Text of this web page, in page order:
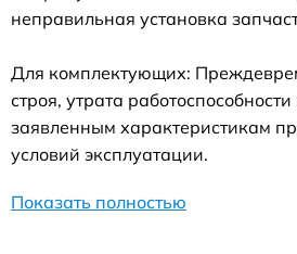
неправильная установка
Для комплектующих:
строя, утрата
заявленным характеристикам
условий эксплуатации.
Показать полностью